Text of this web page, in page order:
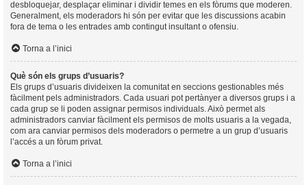
desbloquejar, desplaçar eliminar i dividir temes en els fòrums que moderen.
Generalment, els moderadors hi són per evitar que les discussions acabin
fora de tema o les entrades amb contingut insultant o ofensiu.
Torna a l’inici
Què són els grups d’usuaris?
Els grups d’usuaris divideixen la comunitat en seccions gestionables més
fàcilment pels administradors. Cada usuari pot pertànyer a diversos grups i a
cada grup se li poden assignar permisos individuals. Això permet als
administradors canviar fàcilment els permisos de molts usuaris a la vegada,
com ara canviar permisos dels moderadors o permetre a un grup d’usuaris
l’accés a un fòrum privat.
Torna a l’inici